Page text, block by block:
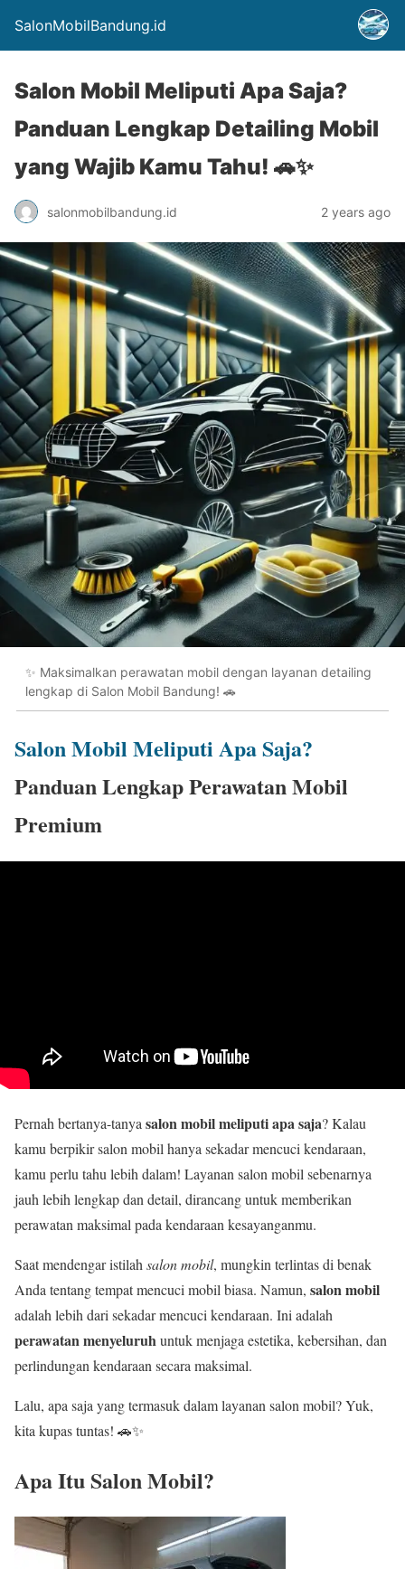
SalonMobilBandung.id
Salon Mobil Meliputi Apa Saja?
Panduan Lengkap Detailing Mobil
yang Wajib Kamu Tahu! 🚗✨
salonmobilbandung.id 2 years ago
✨ Maksimalkan perawatan mobil dengan layanan detailing
lengkap di Salon Mobil Bandung! 🚗
Salon Mobil Meliputi Apa Saja?
Panduan Lengkap Perawatan Mobil
Premium
Pernah bertanya-tanya salon mobil meliputi apa saja? Kalau
kamu berpikir salon mobil hanya sekadar mencuci kendaraan,
kamu perlu tahu lebih dalam! Layanan salon mobil sebenarnya
jauh lebih lengkap dan detail, dirancang untuk memberikan
perawatan maksimal pada kendaraan kesayanganmu.
Saat mendengar istilah salon mobil, mungkin terlintas di benak
Anda tentang tempat mencuci mobil biasa. Namun, salon mobil
adalah lebih dari sekadar mencuci kendaraan. Ini adalah
perawatan menyeluruhuntuk menjaga estetika, kebersihan, dan
perlindungan kendaraan secara maksimal.
Lalu, apa saja yang termasuk dalam layanan salon mobil? Yuk,
kita kupas tuntas! 🚗✨
Apa Itu Salon Mobil?